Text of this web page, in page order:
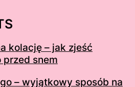
kolację – jak zjeść
przed snem
– wyjątkowy sposób na